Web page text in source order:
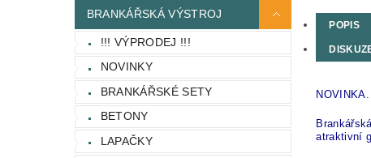
BRANKÁŘSKÁ VÝSTROJ
!!! VÝPRODEJ !!!
NOVINKY
BRANKÁŘSKÉ SETY
BETONY
LAPAČKY
POPIS
NOVINKA.
atraktivní